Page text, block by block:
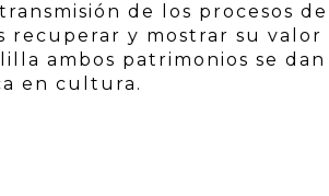
de los procesos
recuperar y mostrar su valor
ambos patrimonios se dan
en cultura.